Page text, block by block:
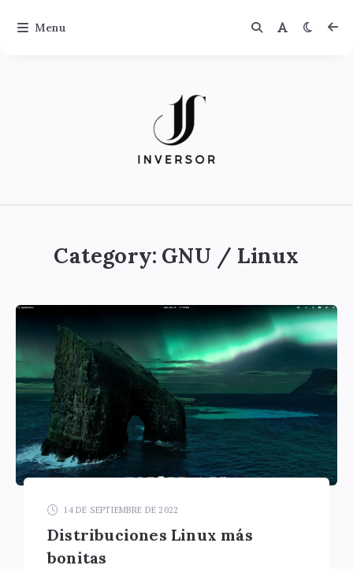
Category: GNU / Linux
14 DE SEPTIEMBRE DE 2022
Distribuciones Linux más
bonitas
Menu